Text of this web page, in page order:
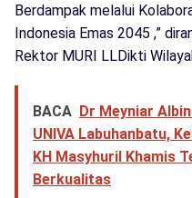
Berdampak melalui
Indonesia Emas 2045 ,”
Rektor MURI LLDikti
BACA Dr Meyniar
UNIVA Labuhanbatu,
KH Masyhuril Khamis
Berkualitas